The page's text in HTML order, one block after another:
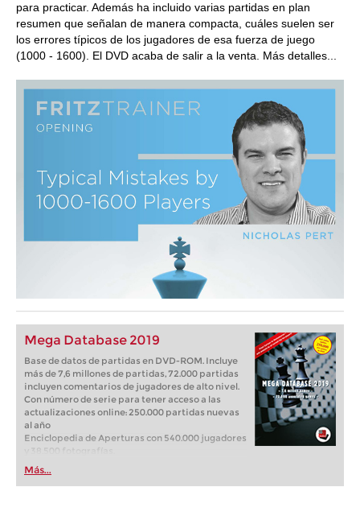
para practicar. Además ha incluido varias partidas en plan
resumen que señalan de manera compacta, cuáles suelen ser
los errores típicos de los jugadores de esa fuerza de juego
(1000 - 1600). El DVD acaba de salir a la venta. Más detalles...
Mega Database 2019
Base de datos de partidas en DVD-ROM. Incluye
más de 7,6 millones de partidas, 72.000 partidas
incluyen comentarios de jugadores de alto nivel.
Con número de serie para tener acceso a las
actualizaciones online: 250.000 partidas nuevas
al año
Enciclopedia de Aperturas con 540.000 jugadores
y 38.500 fotografías.
Más...